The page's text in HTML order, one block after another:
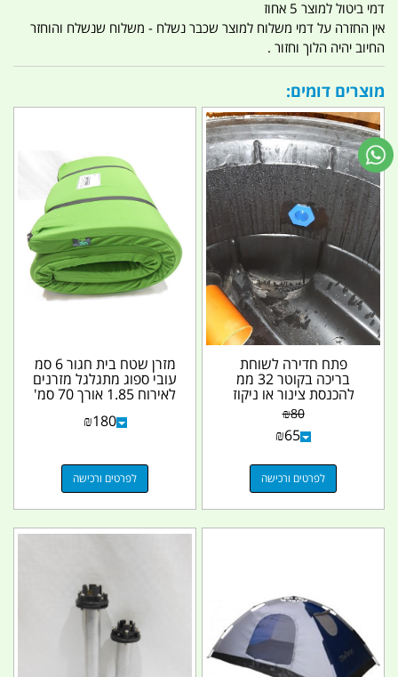
דמי ביטול למוצר 5 אחוז
אין החזרה על דמי משלוח למוצר שכבר נשלח - משלוח שנשלח והוחזר
החיוב יהיה הלוך וחזור .
מוצרים דומים:
פתח חדירה לשוחת
בריכה בקוטר 32 ממ
להכנסת צינור או ניקוז
כולל פקק צבע כחול
₪80
₪65
לפרטים ורכישה
מזרן שטח בית חגור 6 סמ
עובי ספוג מתגלגל מזרנים
לאירוח 1.85 אורך 70 סמ'
רוחב צבע...
₪180
לפרטים ורכישה